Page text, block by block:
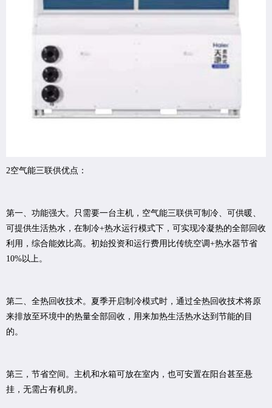
2空气能三联供优点：
第一、功能强大。只需要一台主机，空气能三联供可制冷、可供暖、
可提供生活热水，在制冷+热水运行模式下，可实现冷凝热的全部回收
利用，综合能效比高。初始投资和运行费用比传统空调+热水器节省
10%以上。
第二、全热回收技术。夏季开启制冷模式时，通过全热回收技术将原
来排放至环境中的热量全部回收，用来加热生活热水达到节能的目
的。
第三，节省空间。主机和水箱可放在室内，也可安置在阳台甚至悬
挂，无需占有机房。